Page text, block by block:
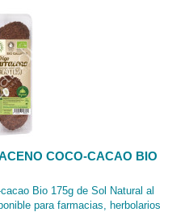
COCO-CACAO BIO
Bio 175g de Sol Natural al
para farmacias, herbolarios